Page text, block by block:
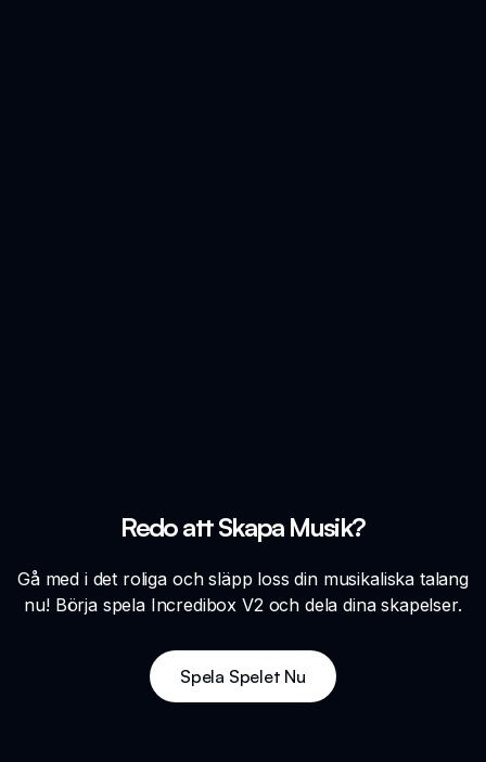
Redo att Skapa Musik?
Gå med i det roliga och släpp loss din musikaliska talang
nu! Börja spela Incredibox V2 och dela dina skapelser.
Spela Spelet Nu